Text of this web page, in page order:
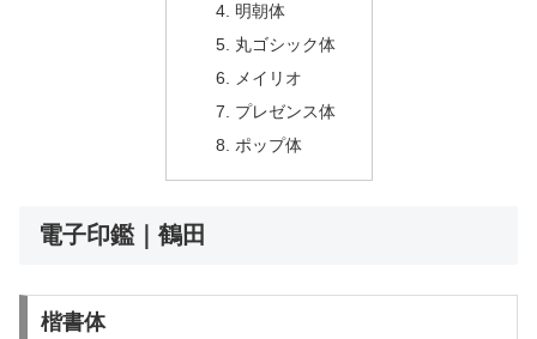
明朝体
丸ゴシック体
メイリオ
プレゼンス体
ポップ体
電子印鑑｜鶴田
楷書体